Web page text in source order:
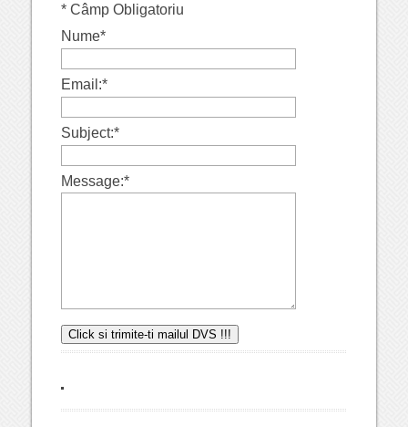
* Câmp Obligatoriu
Nume*
Email:*
Subject:*
Message:*